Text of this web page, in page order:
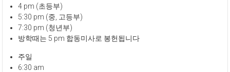
4 pm (초등부)
5:30 pm (중, 고등부)
7:30 pm (청년부)
방학때는 5 pm 합동미사로 봉헌됩니다
주일
6:30 am